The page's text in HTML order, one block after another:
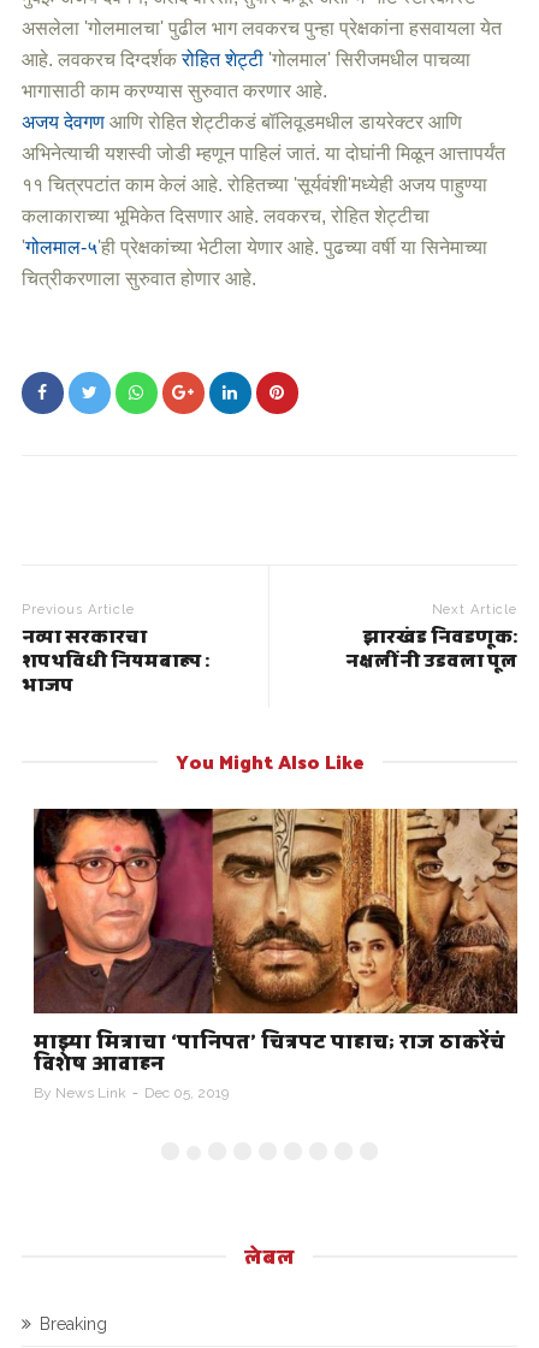
असलेला 'गोलमालचा' पुढील भाग लवकरच पुन्हा प्रेक्षकांना हसवायला येत
आहे. लवकरच दिग्दर्शकरोहित शेट्टी'गोलमाल' सिरीजमधील पाचव्या
भागासाठी काम करण्यास सुरुवात करणार आहे.
अजय देवगणआणि रोहित शेट्टीकडं बॉलिवूडमधील डायरेक्टर आणि
अभिनेत्याची यशस्वी जोडी म्हणून पाहिलं जातं. या दोघांनी मिळून आत्तापर्यंत
११ चित्रपटांत काम केलं आहे. रोहितच्या 'सूर्यवंशी'मध्येही अजय पाहुण्या
कलाकाराच्या भूमिकेत दिसणार आहे. लवकरच, रोहित शेट्टीचा
'गोलमाल-५'ही प्रेक्षकांच्या भेटीला येणार आहे. पुढच्या वर्षी या सिनेमाच्या
चित्रीकरणाला सुरुवात होणार आहे.
Previous Article
नव्या सरकारचा
शपथविधी नियमबाह्य :
भाजप
Next Article
झारखंड निवडणूक:
नक्षलींनी उडवला पूल
You Might Also Like
माझ्या मित्राचा ‘पानिपत’ चित्रपट पाहाच; राज ठाकरेंचं
विशेष आवाहन
ByNews Link Dec 05, 2019
लेबल
Breaking